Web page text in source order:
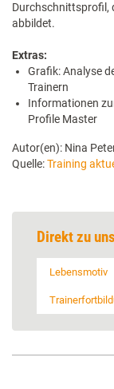
Durchschnittsprofil,
abbildet.
Extras:
Grafik: Analyse
Trainern
Informationen
Profile Master
Autor(en): Nina
Quelle:Training
Direkt zu
Lebensmotiv